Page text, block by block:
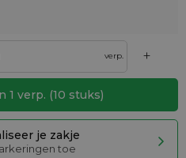
verp. +
1 verp. (10 stuks)
je zakje
toe